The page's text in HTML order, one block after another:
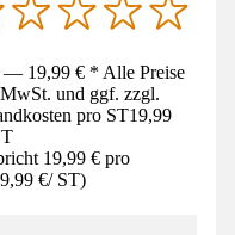
— 19,99 € * Alle Preise
und ggf. zzgl.
pro ST19,99
19,99 € pro
€/ ST)